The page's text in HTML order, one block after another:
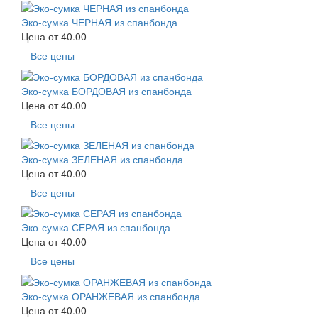
Эко-сумка ЧЕРНАЯ из спанбонда
Цена от40.00
Все цены
Эко-сумка БОРДОВАЯ из спанбонда
Цена от40.00
Все цены
Эко-сумка ЗЕЛЕНАЯ из спанбонда
Цена от40.00
Все цены
Эко-сумка СЕРАЯ из спанбонда
Цена от40.00
Все цены
Эко-сумка ОРАНЖЕВАЯ из спанбонда
Цена от40.00